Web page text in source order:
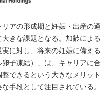
アの形成期と妊娠・出産の適
きな課題となる。加齢による
に対し、将来の妊娠に備える
卵子凍結）」は、キャリアに合
できるという大きなメリット
手段として注目されている。